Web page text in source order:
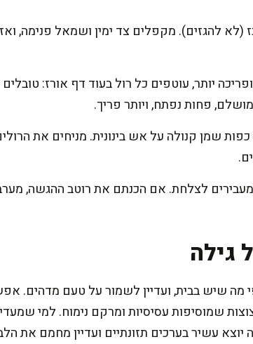
2-3 כפות מילוי במרכז (לא להגזים). מקפלים צד ימין ושמאל
יותר, עוטפים כל רול בעוד דף אורז:
פחות נפתח, ויותר פריך.
צריבה במחבת: מחממים מחבת נון-סטיק עם 2-3 כפות שמן קנולה על אש בינונית.
לצלחת. אם הכנתם את רוטב ההגשה,
גילה
שיש בבית, ועדיין לשמור על טעם מדהים.
להוסיף 150 גרם פטריות קצוצות שמוסיפות עסיסיות ומרקם
יוצא עשיר בערכים תזונתיים ועדיין מחמם את